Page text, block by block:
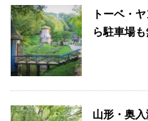
トーベ・
ら駐車場
山形・奥